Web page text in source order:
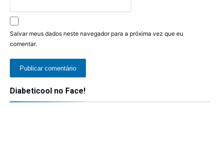
Salvar meus dados neste navegador para a próxima vez que eu
comentar.
Diabeticool no Face!